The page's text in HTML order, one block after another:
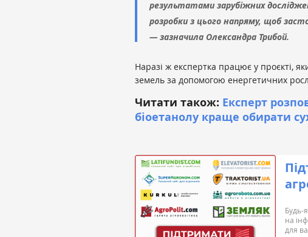
результатами зарубіжних
розробки з цього напряму, щоб
— зазначила Олександра Трибой.
Наразі ж експертка працює у проєкті,
земель за допомогою енергетичних
Читати також: Експерт
біоетанолу краще обирати
Будь-
на
для